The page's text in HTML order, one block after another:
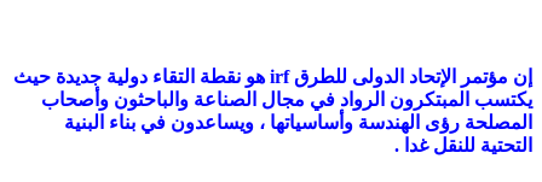
إن مؤتمر الإتحاد الدولى للطرقirf هو نقطة التقاء دولية جديدة حيث
يكتسب المبتكرون الرواد في مجال الصناعة والباحثون وأصحاب
المصلحة رؤى الهندسة وأساسياتها ، ويساعدون في بناء البنية
التحتية للنقل غدا .